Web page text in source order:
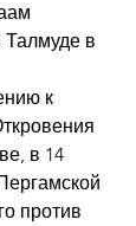
Талмуде в
к
в 14
против